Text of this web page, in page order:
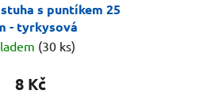
s puntíkem 25
- tyrkysová
(30 ks)
8 Kč